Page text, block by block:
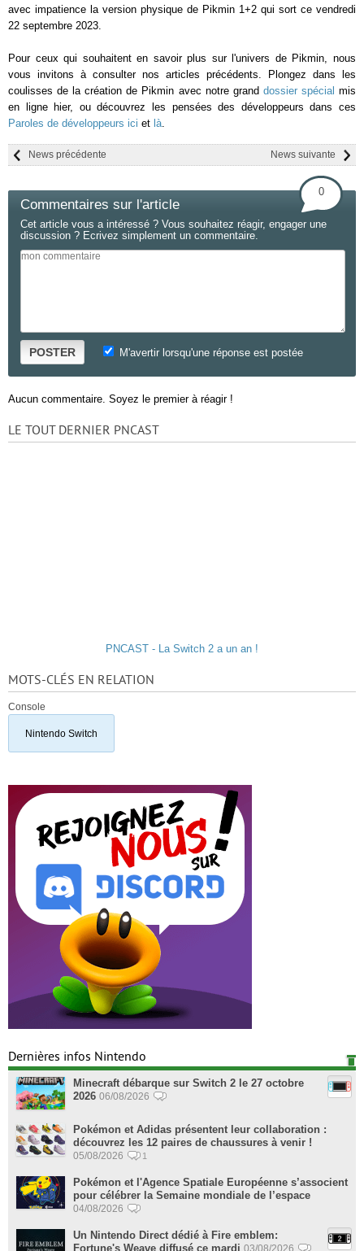
avec impatience la version physique de Pikmin 1+2 qui sort ce vendredi
22 septembre 2023.
Pour ceux qui souhaitent en savoir plus sur l'univers de Pikmin, nous
vous invitons à consulter nos articles précédents. Plongez dans les
coulisses de la création de Pikmin avec notre grand dossier spécial mis
en ligne hier, ou découvrez les pensées des développeurs dans ces
Paroles de développeurs ici et là.
News suivante
News précédente
Commentaires sur l'article
0
Cet article vous a intéressé ? Vous souhaitez réagir, engager une
discussion ? Ecrivez simplement un commentaire.
POSTER M'avertir lorsqu'une réponse est postée
Aucun commentaire. Soyez le premier à réagir !
LE TOUT DERNIER PNCAST
PNCAST - La Switch 2 a un an !
MOTS-CLÉS EN RELATION
Console
Nintendo Switch
Dernières infos Nintendo
Minecraft débarque sur Switch 2 le 27 octobre
2026 06/08/2026
Pokémon et Adidas présentent leur collaboration :
découvrez les 12 paires de chaussures à venir !
05/08/2026 1
Pokémon et l'Agence Spatiale Européenne s’associent
pour célébrer la Semaine mondiale de l’espace
04/08/2026
Un Nintendo Direct dédié à Fire emblem:
Fortune's Weave diffusé ce mardi 03/08/2026